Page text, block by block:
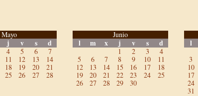
Mayo
j v s d
4 5 6
7
11 12 13
14
18 19 20
21
25 26 27
28
Junio
l m x j v s d
1 2 3
4
5
6 7 8 9 10
11
12
13 14 15 16 17
18
19
20 21 22 23 24
25
26
27 28 29 30
l
3
10
17
24
31